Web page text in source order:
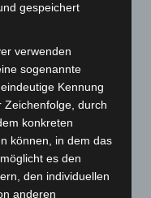
1.888
1.271
gespeichert
verwenden
sogenannte
Kennung
Zeichenfolge, durch
konkreten
können, in dem das
es den
den individuellen
anderen